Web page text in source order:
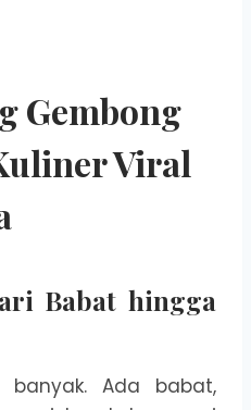
Gembong
Viral
Babat hingga
banyak. Ada babat,